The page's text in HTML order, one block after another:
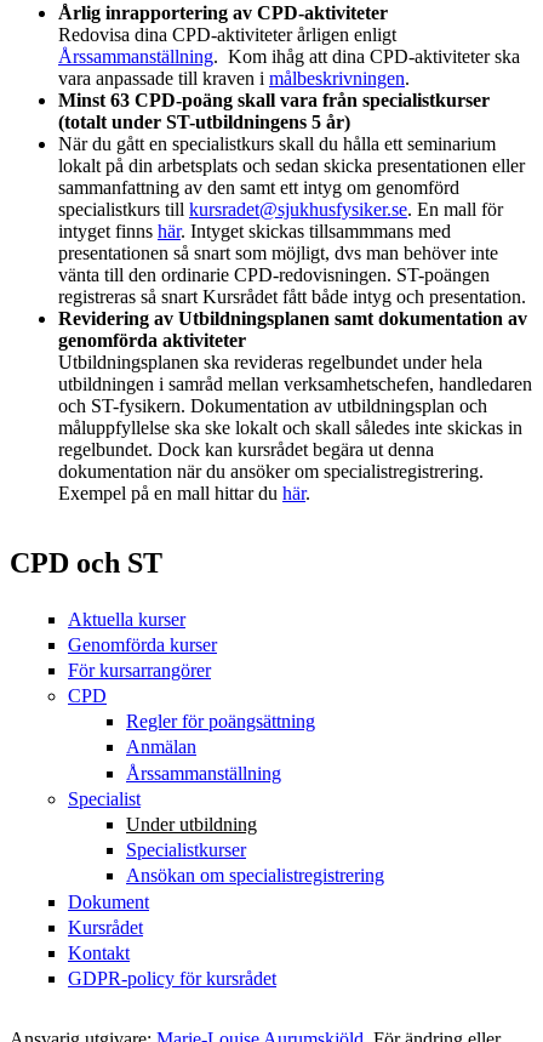
Årlig inrapportering av CPD-aktiviteter
Redovisa dina CPD-aktiviteter årligen enligt
Årssammanställning. Kom ihåg att dina CPD-aktiviteter ska
vara anpassade till kraven i målbeskrivningen.
Minst 63 CPD-poäng skall vara från specialistkurser
(totalt under ST-utbildningens 5 år)
När du gått en specialistkurs skall du hålla ett seminarium
lokalt på din arbetsplats och sedan skicka presentationen eller
sammanfattning av den samt ett intyg om genomförd
specialistkurs till kursradet@sjukhusfysiker.se. En mall för
intyget finns här. Intyget skickas tillsammmans med
presentationen så snart som möjligt, dvs man behöver inte
vänta till den ordinarie CPD-redovisningen. ST-poängen
registreras så snart Kursrådet fått både intyg och presentation.
Revidering av Utbildningsplanen samt dokumentation av
genomförda aktiviteter
Utbildningsplanen ska revideras regelbundet under hela
utbildningen i samråd mellan verksamhetschefen, handledaren
och ST-fysikern. Dokumentation av utbildningsplan och
måluppfyllelse ska ske lokalt och skall således inte skickas in
regelbundet. Dock kan kursrådet begära ut denna
dokumentation när du ansöker om specialistregistrering.
Exempel på en mall hittar du här.
CPD och ST
Aktuella kurser
Genomförda kurser
För kursarrangörer
CPD
Regler för poängsättning
Anmälan
Årssammanställning
Specialist
Under utbildning
Specialistkurser
Ansökan om specialistregistrering
Dokument
Kursrådet
Kontakt
GDPR-policy för kursrådet